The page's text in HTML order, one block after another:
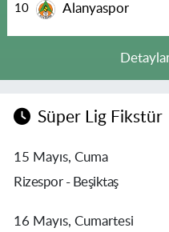
10 Alanyaspor
Süper Lig Fikstür
15 Mayıs, Cuma
Rizespor - Beşiktaş
16 Mayıs, Cumartesi